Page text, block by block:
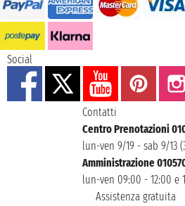
Social
Contatti
Centro Prenotazioni
lun-ven 9/19 - sab 9/13
Amministrazione
lun-ven 09:00 - 12:00 e
Assistenza gratuita